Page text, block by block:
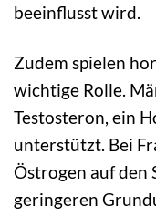
beeinflusst wird.
Zudem spielen
wichtige Rolle.
Testosteron, ein
unterstützt. Bei
Östrogen auf den
geringeren